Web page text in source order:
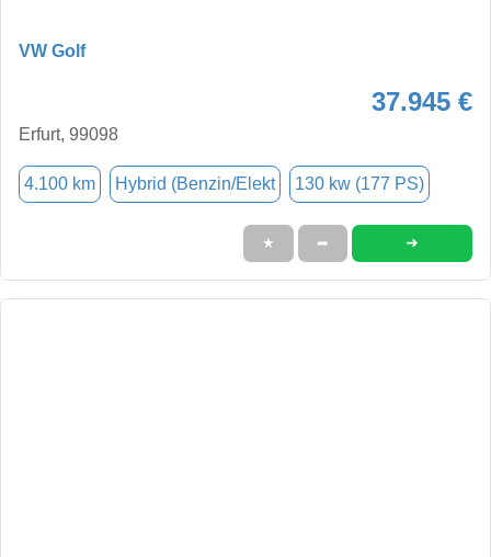
VW Golf
37.945 €
Erfurt, 99098
4.100 km Hybrid (Benzin/Elekt 130 kw (177 PS)
★ ➦ ➜